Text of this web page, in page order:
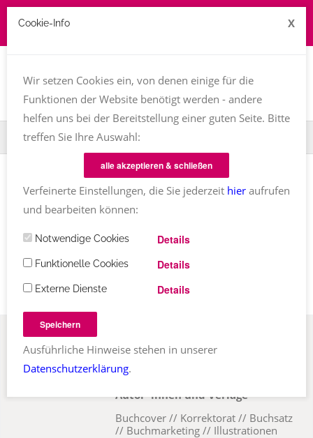
Home Fachfrauenmarkt
Texttreff-Fachfrauenmarkt
Übersicht/ Sachbücher
Viktoria Sabo
Deutschland
Autor*innen und Verlage
Buchcover // Korrektorat // Buchsatz
// Buchmarketing // Illustrationen
Cookie-Info X
Wir setzen Cookies ein, von denen einige für die
Funktionen der Website benötigt werden - andere
helfen uns bei der Bereitstellung einer guten Seite. Bitte
treffen Sie Ihre Auswahl:
alle akzeptieren & schließen
Verfeinerte Einstellungen, die Sie jederzeit hieraufrufen
und bearbeiten können:
Notwendige Cookies Details
Funktionelle Cookies Details
Externe Dienste Details
Speichern
Ausführliche Hinweise stehen in unserer
Datenschutzerklärung.